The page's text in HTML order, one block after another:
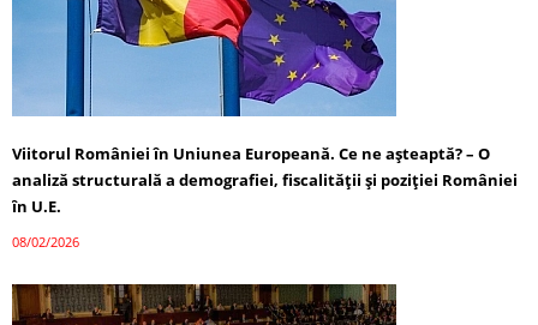
Viitorul României în Uniunea Europeană. Ce ne așteaptă? – O
analiză structurală a demografiei, fiscalității și poziției României
în U.E.
08/02/2026